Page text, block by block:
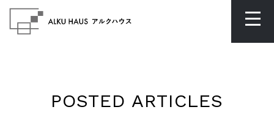
POSTED ARTICLES